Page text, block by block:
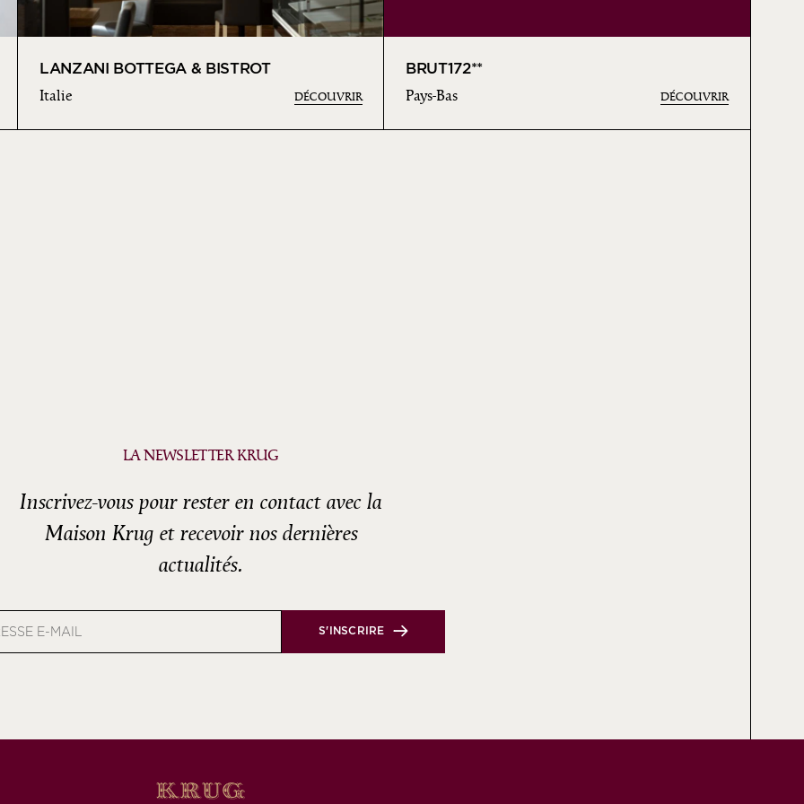
LANZANI BOTTEGA & BISTROT
Italie DÉCOUVRIR
BRUT172**
Pays-Bas DÉCOUVRIR
LA NEWSLETTER KRUG
Inscrivez-vous pour rester en contact avec la
Maison Krug et recevoir nos dernières
actualités.
S'INSCRIRE